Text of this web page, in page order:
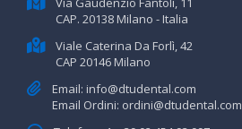
CAP. 20138 Milano - Italia
Viale Caterina Da Forlì, 42
CAP 20146 Milano
Email: info@dtudental.com
Email Ordini: ordini@dtudental.com